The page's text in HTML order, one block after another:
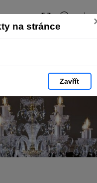
na stránce
Zavřít